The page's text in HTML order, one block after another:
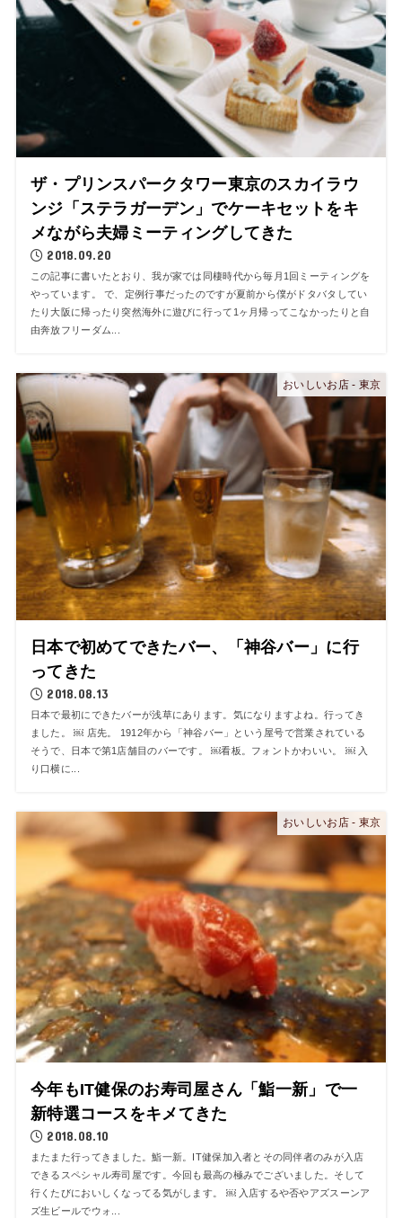
ザ・プリンスパークタワー東京のスカイラウ
ンジ「ステラガーデン」でケーキセットをキ
メながら夫婦ミーティングしてきた
2018.09.20
この記事に書いたとおり、我が家では同棲時代から毎月1回ミーティングを
やっています。 で、定例行事だったのですが夏前から僕がドタバタしてい
たり大阪に帰ったり突然海外に遊びに行って1ヶ月帰ってこなかったりと自
由奔放フリーダム...
おいしいお店 - 東京
日本で初めてできたバー、「神谷バー」に行
ってきた
2018.08.13
日本で最初にできたバーが浅草にあります。気になりますよね。行ってき
ました。 ￼ 店先。 1912年から「神谷バー」という屋号で営業されている
そうで、日本で第1店舗目のバーです。 ￼看板。フォントかわいい。 ￼ 入
り口横に...
おいしいお店 - 東京
今年もIT健保のお寿司屋さん「鮨一新」で一
新特選コースをキメてきた
2018.08.10
またまた行ってきました。鮨一新。IT健保加入者とその同伴者のみが入店
できるスペシャル寿司屋です。今回も最高の極みでございました。そして
行くたびにおいしくなってる気がします。 ￼ 入店するや否やアズスーンア
ズ生ビールでウォ...